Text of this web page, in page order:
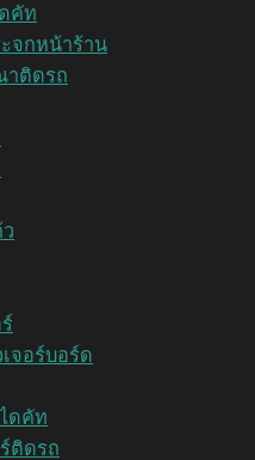
คัท
จกหน้าร้าน
าติดรถ
จอร์บอร์ด
ดคัท
ติดรถ